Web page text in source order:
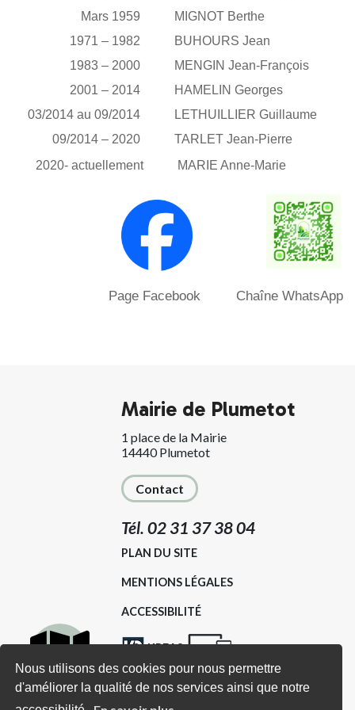
Nous utilisons des cookies pour nous permettre
d'améliorer la qualité de nos services ainsi que notre
Mars 1959
MIGNOT Berthe
1971 – 1982
BUHOURS Jean
1983 – 2000
MENGIN Jean-François
2001 – 2014
HAMELIN Georges
03/2014 au 09/2014
LETHUILLIER Guillaume
09/2014 – 2020
TARLET Jean-Pierre
2020- actuellement
MARIE Anne-Marie
Page Facebook Chaîne WhatsApp
Mairie de Plumetot
1 place de la Mairie
14440 Plumetot
Contact
Tél. 02 31 37 38 04
PLAN DU SITE
MENTIONS LÉGALES
ACCESSIBILITÉ
KREA3